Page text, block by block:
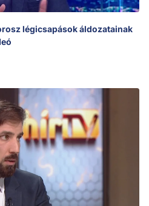
légicsapások áldozatainak